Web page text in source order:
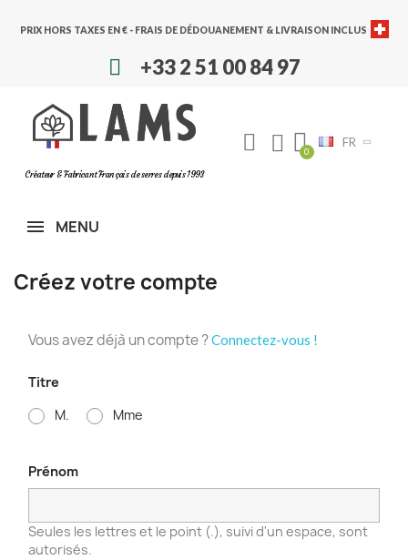
PRIX HORS TAXES EN € - FRAIS DE DÉDOUANEMENT & LIVRAISON INCLUS
+33 2 51 00 84 97
Créateur & Fabricant Français de serres depuis 1993
FR
MENU
Créez votre compte
Vous avez déjà un compte ?Connectez-vous !
Titre
M.
Mme
Prénom
Seules les lettres et le point (.), suivi d'un espace, sont
autorisés.